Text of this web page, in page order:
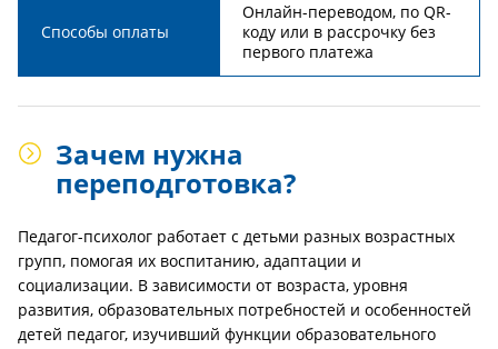
Способы оплаты
Онлайн-переводом, по QR-
коду или в рассрочку без
первого платежа
Зачем нужна
переподготовка?
Педагог-психолог работает с детьми разных возрастных
групп, помогая их воспитанию, адаптации и
социализации. В зависимости от возраста, уровня
развития, образовательных потребностей и особенностей
детей педагог, изучивший функции образовательного